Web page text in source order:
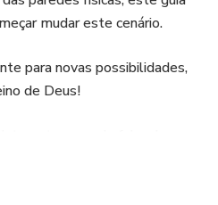
mudar este cenário.
para novas possibilidades,
de Deus!